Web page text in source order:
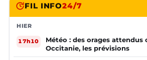
FIL INFO24/7
HIER
17h10
Météo : des orages attendus
Occitanie, les prévisions